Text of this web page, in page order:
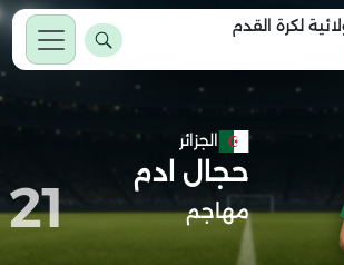
لكرة القدم
الجزائر
حجال ادم
مهاجم 21